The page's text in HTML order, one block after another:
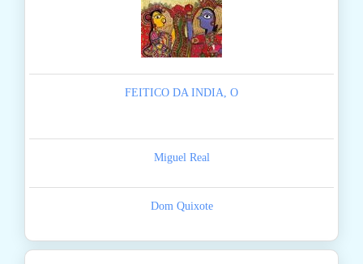
FEITICO DA INDIA, O
Miguel Real
Dom Quixote